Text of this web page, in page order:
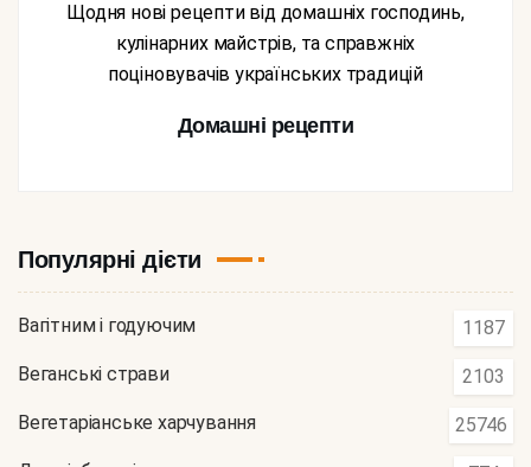
Щодня нові рецепти від домашніх господинь,
кулінарних майстрів, та справжніх
поціновувачів українських традицій
Домашні рецепти
Популярні дієти
Вагітним і годуючим 1187
Веганські страви 2103
Вегетаріанське харчування 25746